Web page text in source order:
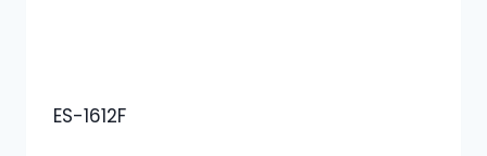
ES-1612F